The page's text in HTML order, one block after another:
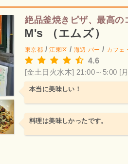
絶品釜焼きピザ、最高の
M's （エムズ）
東京都 /江東区 / 海辺 バー / カフェ
4.6
[金土日火水木] 21:00～5:00 [
本当に美味しい！
料理は美味しかったです。